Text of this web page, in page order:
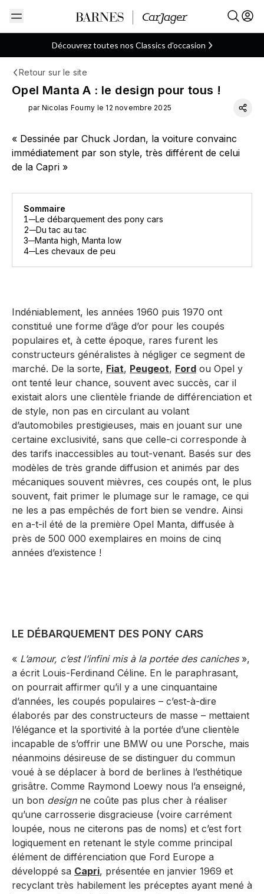
Découvrez toutes nos Classics d'occasion
ARTICLE Allemande
Retour sur le site
Opel Manta A : le design pour tous !
par Nicolas Fourny le 12 novembre 2025
« Dessinée par Chuck Jordan, la voiture convainc
immédiatement par son style, très différent de celui
de la Capri »
Sommaire
1
Le débarquement des pony cars
2
Du tac au tac
3
Manta high, Manta low
4
Les chevaux de peu
Indéniablement, les années 1960 puis 1970 ont
constitué une forme d’âge d’or pour les coupés
populaires et, à cette époque, rares furent les
constructeurs généralistes à négliger ce segment de
marché. De la sorte, Fiat, Peugeot, Ford ou Opel y
ont tenté leur chance, souvent avec succès, car il
existait alors une clientèle friande de différenciation et
de style, non pas en circulant au volant
d’automobiles prestigieuses, mais en jouant sur une
certaine exclusivité, sans que celle-ci corresponde à
des tarifs inaccessibles au tout-venant. Basés sur des
modèles de très grande diffusion et animés par des
mécaniques souvent mièvres, ces coupés ont, le plus
souvent, fait primer le plumage sur le ramage, ce qui
ne les a pas empêchés de fort bien se vendre. Ainsi
en a-t-il été de la première Opel Manta, diffusée à
près de 500 000 exemplaires en moins de cinq
années d’existence !
LE DÉBARQUEMENT DES PONY CARS
« L’amour, c’est l’infini mis à la portée des caniches»,
a écrit Louis-Ferdinand Céline. En le paraphrasant,
on pourrait affirmer qu’il y a une cinquantaine
d’années, les coupés populaires – c’est-à-dire
élaborés par des constructeurs de masse – mettaient
l’élégance et la sportivité à la portée d’une clientèle
incapable de s’offrir une BMW ou une Porsche, mais
néanmoins désireuse de se distinguer du commun
voué à se déplacer à bord de berlines à l’esthétique
grisâtre. Comme Raymond Loewy nous l’a enseigné,
un bon designne coûte pas plus cher à réaliser
qu’une carrosserie disgracieuse (voire carrément
loupée, nous ne citerons pas de noms) et c’est fort
logiquement en retenant le style comme principal
élément de différenciation que Ford Europe a
développé sa Capri, présentée en janvier 1969 et
recyclant très habilement les préceptes ayant mené à